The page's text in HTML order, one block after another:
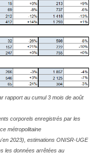
rapport au cumul 3 mois de août
corporels enregistrés par les
métropolitaine
2023), estimations ONISR-UGE
les données arrêtées au